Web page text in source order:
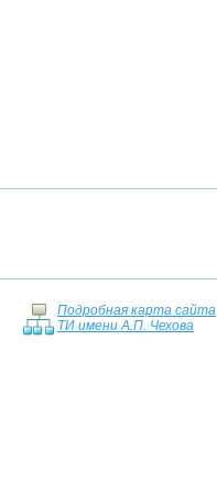
Подробная карта сайта
ТИ имени А.П. Чехова